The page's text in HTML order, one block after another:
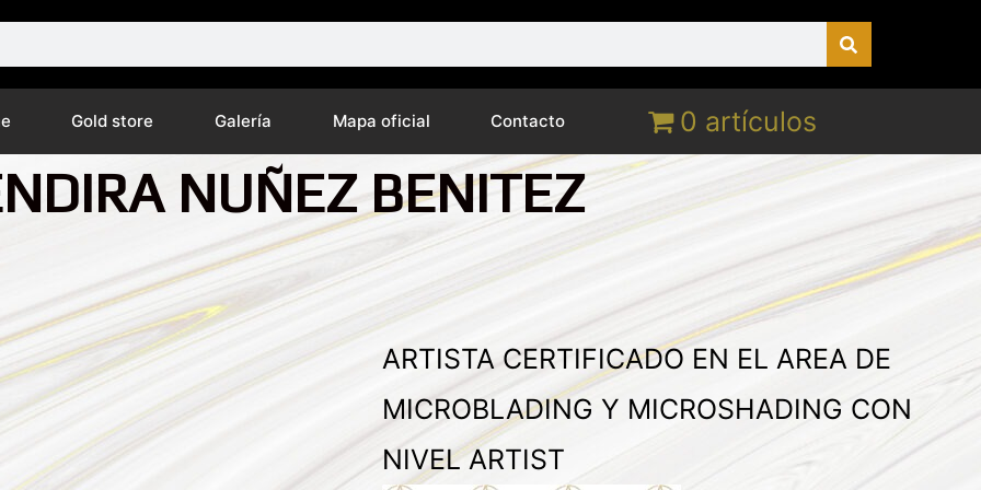
Gold store Galería Mapa oficial Contacto 0 artículos
NUÑEZ BENITEZ
ARTISTA CERTIFICADO EN EL AREA DE
MICROBLADING Y MICROSHADING CON
NIVEL ARTIST